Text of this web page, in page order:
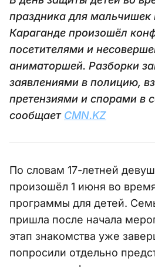
праздника для мальчишек
Караганде произошёл
посетителями и
аниматоршей. Разборки
заявлениями в полицию,
претензиями и спорами в
сообщает CMN.KZ
По словам 17-летней
произошёл 1 июня во
программы для детей.
пришла после начала
этап знакомства уже
попросили отдельно